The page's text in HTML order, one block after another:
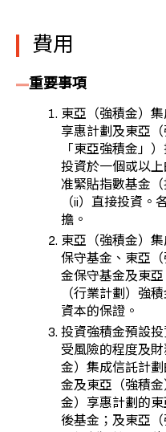
費用
重要事項
東亞（強積金）集
享惠計劃及東亞
「東亞強積金」
投資於一個或以
准緊貼指數基金
（ii）直接投資。
擔。
東亞（強積金）集
保守基金、東亞
金保守基金及東
（行業計劃）強
資本的保證。
投資強積金預設
受風險的程度及
金）集成信託計
金及東亞（強積
金）享惠計劃的
後基金；及東亞